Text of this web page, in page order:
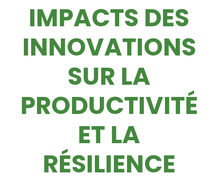
IMPACTS DES
INNOVATIONS
SUR LA
PRODUCTIVITÉ
ET LA
RÉSILIENCE